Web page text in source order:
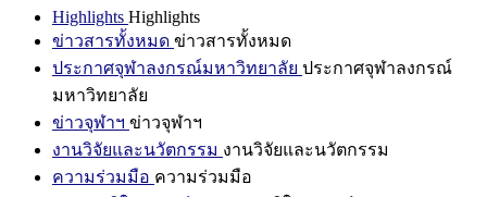
Highlights Highlights
ข่าวสารทั้งหมด ข่าวสารทั้งหมด
ประกาศจุฬาลงกรณ์มหาวิทยาลัย ประกาศจุฬาลงกรณ์
มหาวิทยาลัย
ข่าวจุฬาฯ ข่าวจุฬาฯ
งานวิจัยและนวัตกรรม งานวิจัยและนวัตกรรม
ความร่วมมือ ความร่วมมือ